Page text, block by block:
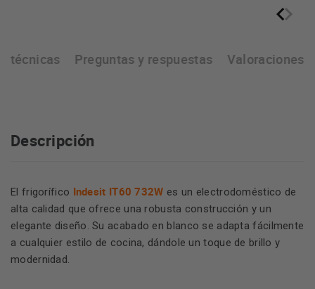
técnicas Preguntas y respuestas Valoraciones
Descripción
El frigorífico Indesit IT60 732W es un electrodoméstico de
alta calidad que ofrece una robusta construcción y un
elegante diseño. Su acabado en blanco se adapta fácilmente
a cualquier estilo de cocina, dándole un toque de brillo y
modernidad.